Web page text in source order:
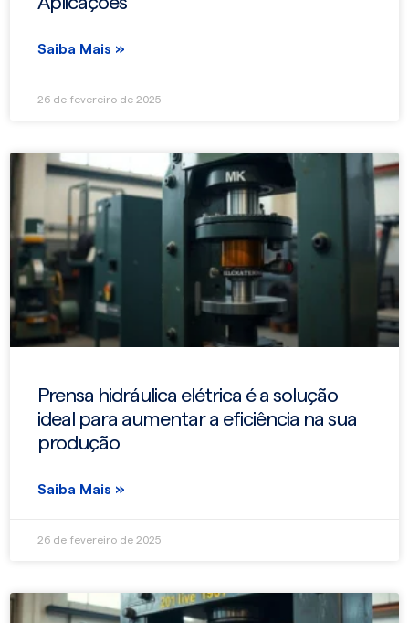
Saiba Mais »
26 de fevereiro de 2025
Prensa hidráulica elétrica é a solução
ideal para aumentar a eficiência na sua
produção
Saiba Mais »
26 de fevereiro de 2025